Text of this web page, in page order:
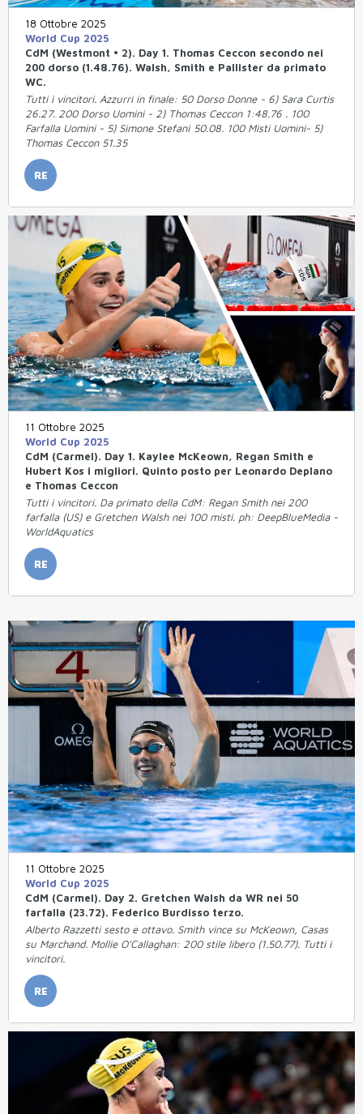
18 Ottobre 2025
World Cup 2025
CdM (Westmont • 2). Day 1. Thomas Ceccon secondo nei
200 dorso (1.48.76). Walsh, Smith e Pallister da primato
WC.
Tutti i vincitori. Azzurri in finale: 50 Dorso Donne - 6) Sara Curtis
26.27. 200 Dorso Uomini - 2) Thomas Ceccon 1:48.76 . 100
Farfalla Uomini - 5) Simone Stefanì 50.08. 100 Misti Uomini- 5)
Thomas Ceccon 51.35
RE
11 Ottobre 2025
World Cup 2025
CdM (Carmel). Day 1. Kaylee McKeown, Regan Smith e
Hubert Kos i migliori. Quinto posto per Leonardo Deplano
e Thomas Ceccon
Tutti i vincitori. Da primato della CdM: Regan Smith nei 200
farfalla (US) e Gretchen Walsh nei 100 misti. ph: DeepBlueMedia -
WorldAquatics
RE
11 Ottobre 2025
World Cup 2025
CdM (Carmel). Day 2. Gretchen Walsh da WR nei 50
farfalla (23.72). Federico Burdisso terzo.
Alberto Razzetti sesto e ottavo. Smith vince su McKeown, Casas
su Marchand. Mollie O'Callaghan: 200 stile libero (1.50.77). Tutti i
vincitori.
RE